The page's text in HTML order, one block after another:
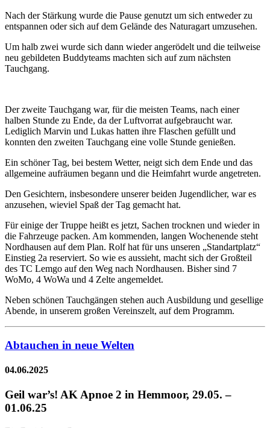
Nach der Stärkung wurde die Pause genutzt um sich entweder zu
entspannen oder sich auf dem Gelände des Naturagart umzusehen.
Um halb zwei wurde sich dann wieder angerödelt und die teilweise
neu gebildeten Buddyteams machten sich auf zum nächsten
Tauchgang.
Der zweite Tauchgang war, für die meisten Teams, nach einer
halben Stunde zu Ende, da der Luftvorrat aufgebraucht war.
Lediglich Marvin und Lukas hatten ihre Flaschen gefüllt und
konnten den zweiten Tauchgang eine volle Stunde genießen.
Ein schöner Tag, bei bestem Wetter, neigt sich dem Ende und das
allgemeine aufräumen begann und die Heimfahrt wurde angetreten.
Den Gesichtern, insbesondere unserer beiden Jugendlicher, war es
anzusehen, wieviel Spaß der Tag gemacht hat.
Für einige der Truppe heißt es jetzt, Sachen trocknen und wieder in
die Fahrzeuge packen. Am kommenden, langen Wochenende steht
Nordhausen auf dem Plan. Rolf hat für uns unseren „Standartplatz“
Einstieg 2a reserviert. So wie es aussieht, macht sich der Großteil
des TC Lemgo auf den Weg nach Nordhausen. Bisher sind 7
WoMo, 4 WoWa und 4 Zelte angemeldet.
Neben schönen Tauchgängen stehen auch Ausbildung und gesellige
Abende, in unserem großen Vereinszelt, auf dem Programm.
Abtauchen in neue Welten
04.06.2025
Geil war’s! AK Apnoe 2 in Hemmoor, 29.05. –
01.06.25